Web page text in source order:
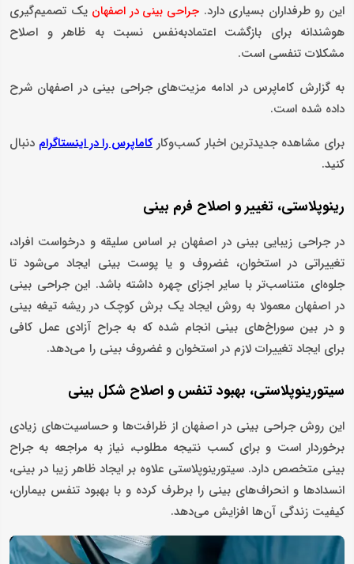
این رو طرفداران بسیاری دارد. جراحی بینی در اصفهان یک تصمیم‌گیری
هوشندانه برای بازگشت اعتمادبه‌نفس نسبت به ظاهر و اصلاح
مشکلات تنفسی است.
به گزارش کاماپرس در ادامه مزیت‌های جراحی بینی در اصفهان شرح
داده شده است.
برای مشاهده جدیدترین اخبار کسب‌وکارکاماپرس را در اینستاگرام دنبال
کنید.
رینوپلاستی، تغییر و اصلاح فرم بینی
در جراحی زیبایی بینی در اصفهان بر اساس سلیقه و درخواست افراد،
تغییراتی در استخوان، غضروف و یا پوست بینی ایجاد می‌شود تا
جلوه‌ای متناسب‌تر با سایر اجزای چهره داشته باشد. این جراحی بینی
در اصفهان معمولا به روش ایجاد یک برش کوچک در ریشه تیغه بینی
و در بین سوراخ‌های بینی انجام شده که به جراح آزادی عمل کافی
برای ایجاد تغییرات لازم در استخوان و غضروف بینی را می‌دهد.
سیتورینوپلاستی، بهبود تنفس و اصلاح شکل بینی
این روش جراحی بینی در اصفهان از ظرافت‌ها و حساسیت‌های زیادی
برخوردار است و برای کسب نتیجه مطلوب، نیاز به مراجعه به جراح
بینی متخصص دارد. سیتورینوپلاستی علاوه بر ایجاد ظاهر زیبا در بینی،
انسدادها و انحراف‌های بینی را برطرف کرده و با بهبود تنفس بیماران،
کیفیت زندگی آن‌ها افزایش می‌دهد.